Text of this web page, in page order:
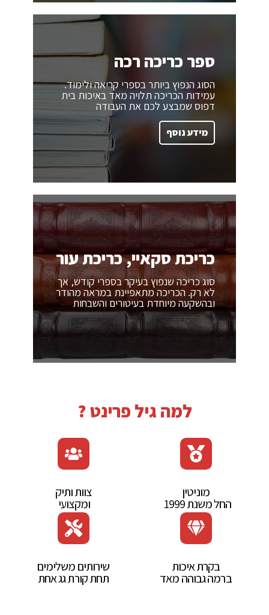
ספר כריכה רכה
הסוג הנפוץ ביותר בספרי קריאה ולימוד.
עמידות הכריכה תלויה מאד באיכות בית
דפוס שמבצע לכם את העבודה
מידע נוסף
כריכת סקאיי, כריכת עור
סוג כריכה שנפוץ בעיקר בספרי קודש, אך
לא רק. הכריכה מתאפיינת במראה מהודר
ובהשקעה מיוחדת בעיטורים והשבחות
למה גיל פרינט ?
מוניטין‭
החל משנת ‭ ‬1999‭ ‬
צוות‭ ‬ותיק‭
ומקצועי‭ ‬
בקרת איכות
ברמה גבוהה מאד
שירותים משלימים
תחת קורת גג אחת